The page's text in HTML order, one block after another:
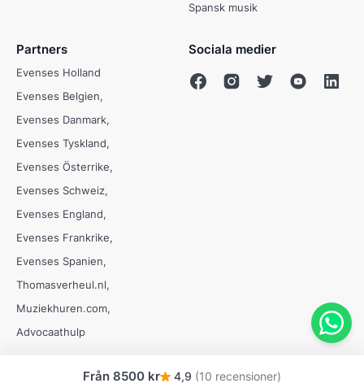
Från 8500 kr 4,9 (10 recensioner)
Spansk musik
Partners
Evenses Holland
Evenses Belgien
Evenses Danmark
Evenses Tyskland
Evenses Österrike
Evenses Schweiz
Evenses England
Evenses Frankrike
Evenses Spanien
Thomasverheul.nl
Muziekhuren.com
Advocaathulp
Sociala medier